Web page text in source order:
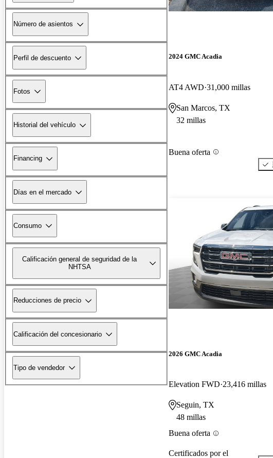
Número de asientos
Perfil de descuento
Fotos
Historial del vehículo
Financing
Días en el mercado
Consumo
Calificación general de seguridad de la
NHTSA
Reducciones de precio
Calificación del concesionario
Tipo de vendedor
2024 GMC Acadia
AT4 AWD 31,000 millas
San Marcos, TX
32 millas
Buena oferta
2026 GMC Acadia
Elevation FWD 23,416 millas
Seguin, TX
48 millas
Buena oferta
Certificados por el